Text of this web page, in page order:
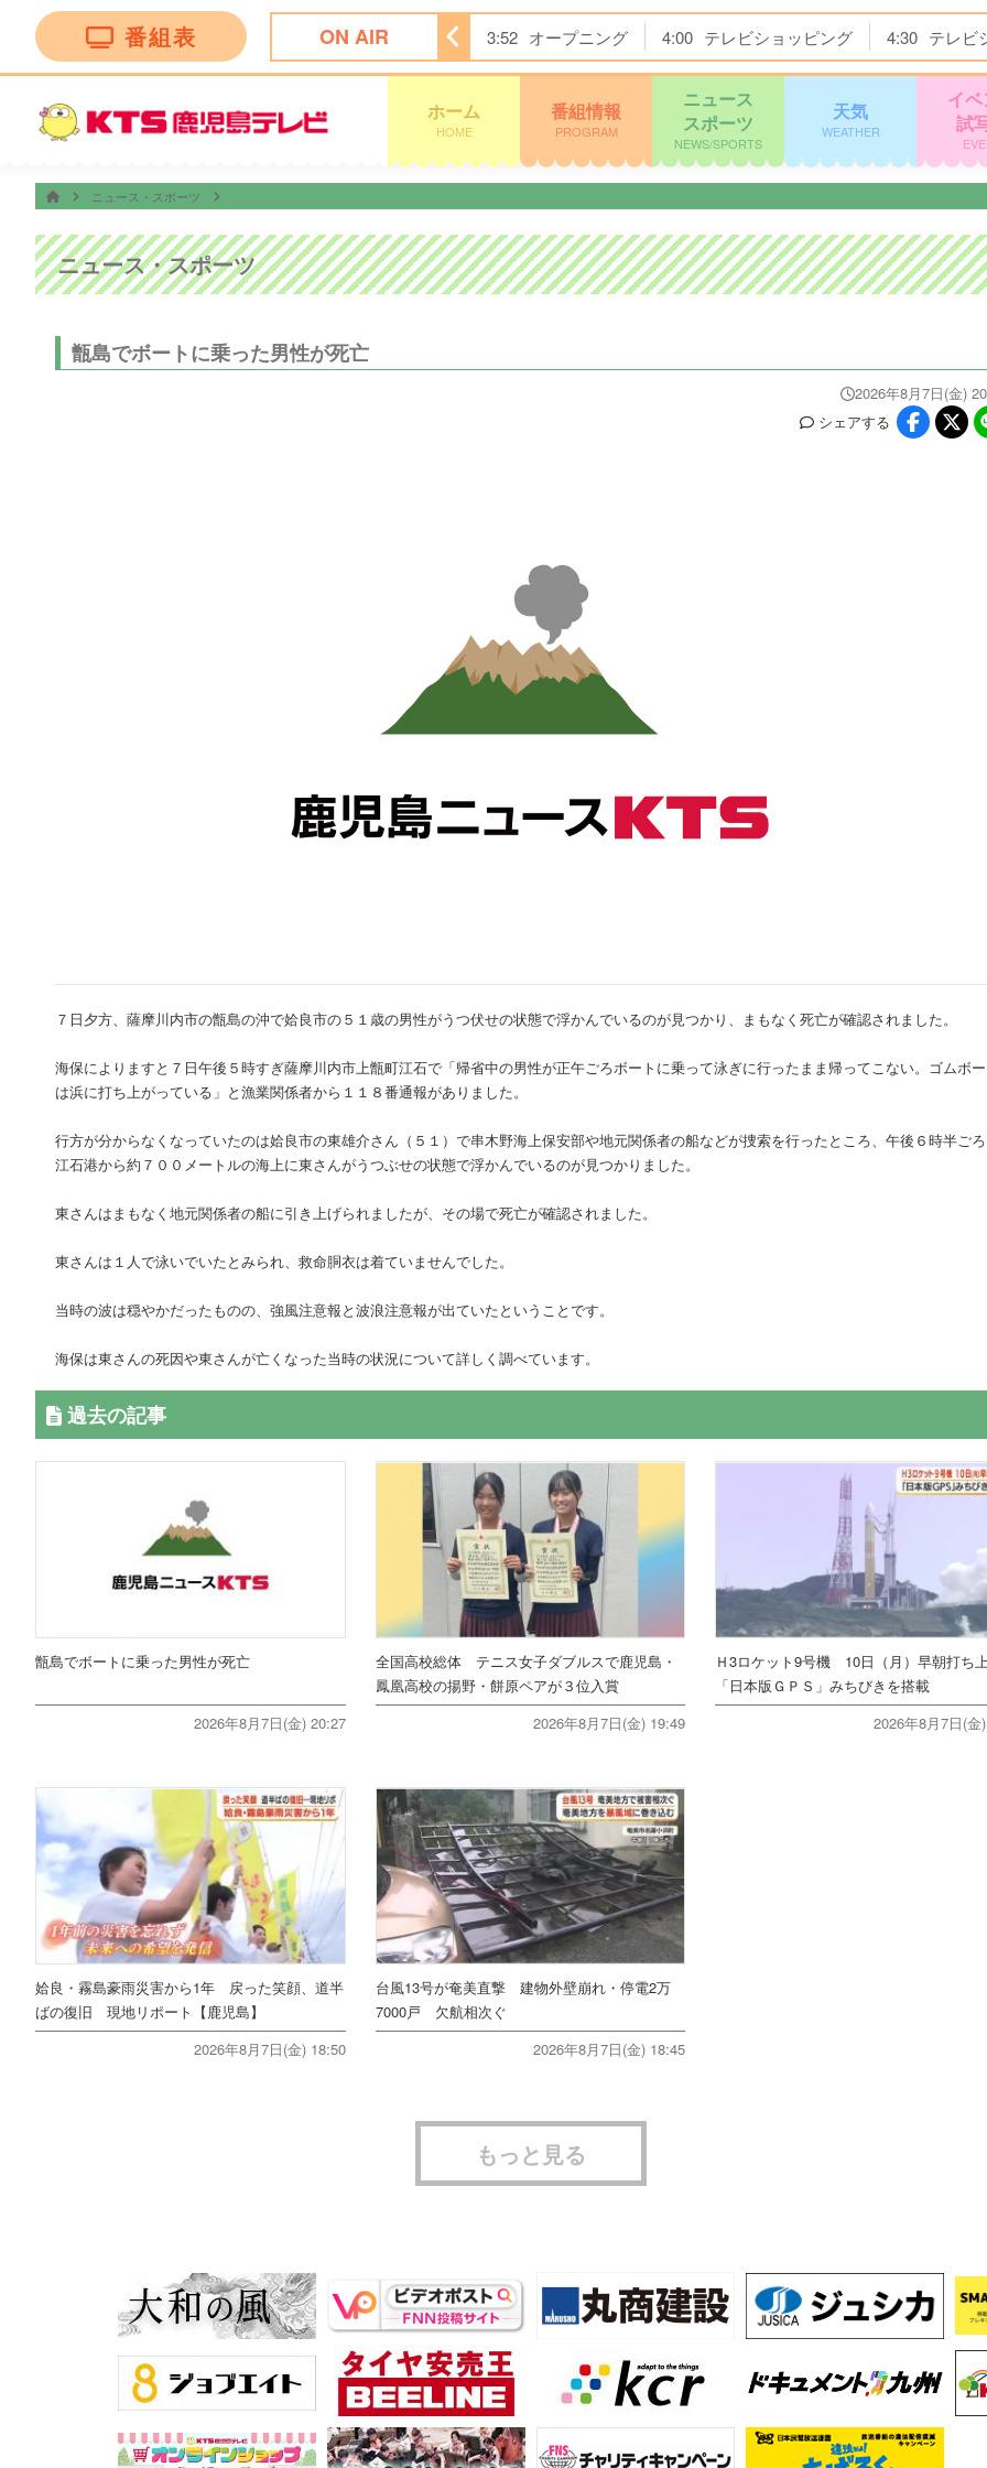
番組表 ON AIR 3:52 オープニング 4:00 テレビショッピング 4:30 テレビ
ホーム
HOME
番組情報
PROGRAM
ニュース
スポーツ
NEWS/SPORTS
天気
WEATHER
イ
試
ニュース・スポーツ
ニュース・スポーツ
甑島でボートに乗った男性が死亡
2026年8月7日(金)
シェアする
７日夕方、薩摩川内市の甑島の沖で姶良市の５１歳の男性がうつ伏せの状態で浮かんでいるのが見つかり、まもなく死亡が確認されました。
海保によりますと７日午後５時すぎ薩摩川内市上甑町江石で「帰省中の男性が正午ごろボートに乗って泳ぎに行ったまま帰ってこない。ゴムボ
は浜に打ち上がっている」と漁業関係者から１１８番通報がありました。
行方が分からなくなっていたのは姶良市の東雄介さん（５１）で串木野海上保安部や地元関係者の船などが捜索を行ったところ、午後６時半ご
江石港から約７００メートルの海上に東さんがうつぶせの状態で浮かんでいるのが見つかりました。
東さんはまもなく地元関係者の船に引き上げられましたが、その場で死亡が確認されました。
東さんは１人で泳いでいたとみられ、救命胴衣は着ていませんでした。
当時の波は穏やかだったものの、強風注意報と波浪注意報が出ていたということです。
海保は東さんの死因や東さんが亡くなった当時の状況について詳しく調べています。
過去の記事
甑島でボートに乗った男性が死亡
2026年8月7日(金) 20:27
全国高校総体 テニス女子ダブルスで鹿児島・
鳳凰高校の揚野・餅原ペアが３位入賞
2026年8月7日(金) 19:49
Ｈ3ロケット9号機 10日（月）早朝打
「日本版ＧＰＳ」みちびきを搭載
2026年8月7日(金
姶良・霧島豪雨災害から1年 戻った笑顔、道半
ばの復旧 現地リポート【鹿児島】
2026年8月7日(金) 18:50
台風13号が奄美直撃 建物外壁崩れ・停電2万
7000戸 欠航相次ぐ
2026年8月7日(金) 18:45
もっと見る